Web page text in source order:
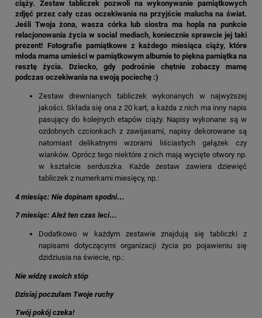
ciąży. Zestaw tabliczek pozwoli na wykonywanie pamiątkowych
zdjęć przez cały czas oczekiwania na przyjście malucha na świat.
Jeśli Twoja żona, wasza córka lub siostra ma hopla na punkcie
relacjonowania życia w social mediach, koniecznie sprawcie jej taki
prezent! Fotografie pamiątkowe z każdego miesiąca ciąży, które
młoda mama umieści w pamiątkowym albumie to piękna pamiątka na
resztę życia. Dziecko, gdy podrośnie chętnie zobaczy mamę
podczas oczekiwania na swoją pociechę :)
Zestaw drewnianych tabliczek wykonanych w najwyższej
jakości. Składa się ona z 20 kart, a każda z nich ma inny napis
pasujący do kolejnych etapów ciąży. Napisy wykonane są w
ozdobnych czcionkach z zawijasami, napisy dekorowane są
natomiast delikatnymi wzorami liściastych gałązek czy
wianków. Oprócz tego niektóre z nich mają wycięte otwory np.
w kształcie serduszka. Każde zestaw zawiera dziewięć
tabliczek z numerkami miesięcy, np.:
4 miesiąc: Nie dopinam spodni…
7 miesiąc: Ależ ten czas leci…
Dodatkowo w każdym zestawie znajdują się tabliczki z
napisami dotyczącymi organizacji życia po pojawieniu się
dzidziusia na świecie, np.:
Nie widzę swoich stóp
Dzisiaj poczułam Twoje ruchy
Twój pokój czeka!